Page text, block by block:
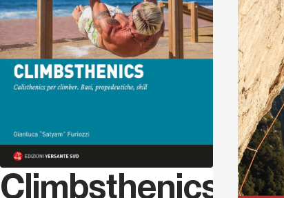
Climbsthenics